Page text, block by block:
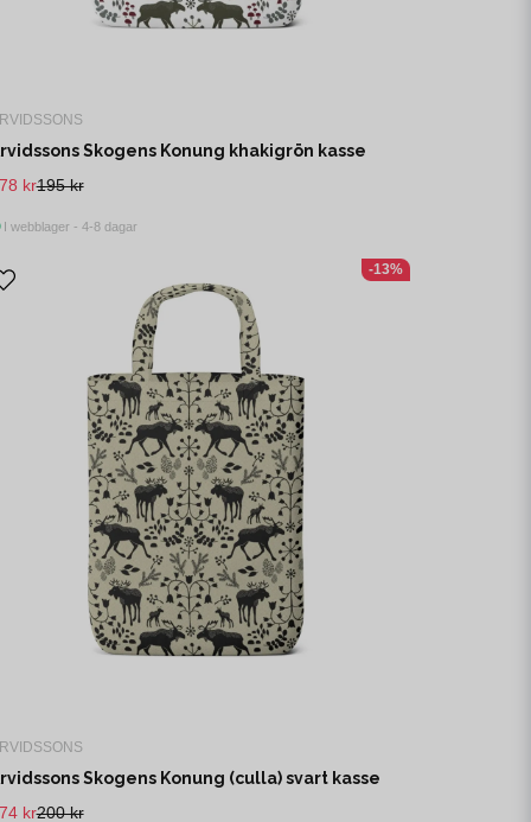
Skogens Konung khakigrön kasse
195 kr
kr
I webblager - 4-8 dagar
Skogens Konung (culla) svart kasse
200 kr
kr
-13%